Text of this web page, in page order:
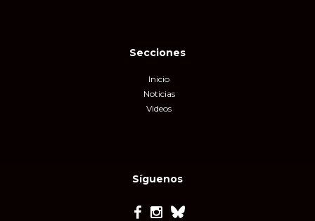
Síguenos
Secciones
Inicio
Noticias
Videos